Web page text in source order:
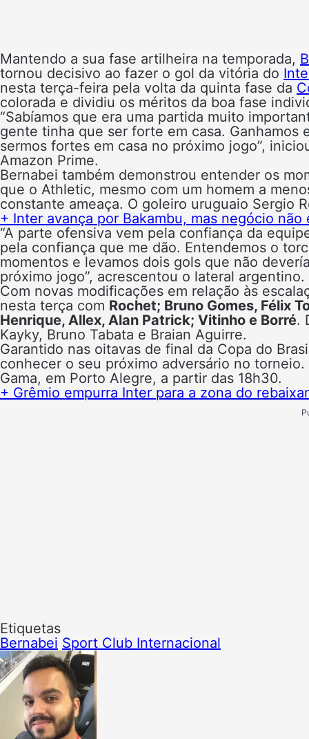
Mantendo a sua fase artilheira na temporada,
tornou decisivo ao fazer o gol da vitória do
nesta terça-feira pela volta da quinta fase da
colorada e dividiu os méritos da boa fase
“Sabíamos que era uma partida muito
gente tinha que ser forte em casa. Ganhamos
sermos fortes em casa no próximo jogo”,
Amazon Prime.
Bernabei também demonstrou entender os
que o Athletic, mesmo com um homem a
constante ameaça. O goleiro uruguaio Sergio
+ Inter avança por Bakambu, mas negócio
“A parte ofensiva vem pela confiança da
pela confiança que me dão. Entendemos o
momentos e levamos dois gols que não
próximo jogo”, acrescentou o lateral argentino.
Com novas modificações em relação às
nesta terça com Rochet; Bruno Gomes, Félix
Henrique, Allex, Alan Patrick; Vitinho e Borré.
Kayky, Bruno Tabata e Braian Aguirre.
Garantido nas oitavas de final da Copa do
conhecer o seu próximo adversário no
Gama, em Porto Alegre, a partir das 18h30.
+ Grêmio empurra Inter para a zona do
Etiquetas
Bernabei Sport Club Internacional